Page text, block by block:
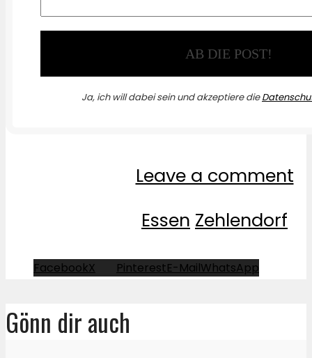
Ja, ich will dabei sein und akzeptiere die
Leave a comment
Essen Zehlendorf
FacebookX PinterestE-MailWhatsApp
Gönn dir auch